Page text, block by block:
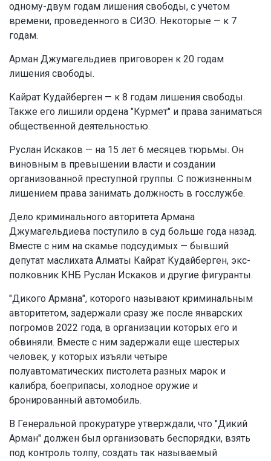
одному-двум годам лишения свободы, с учетом
времени, проведенного в СИЗО. Некоторые — к 7
годам.
Арман Джумагельдиев приговорен к 20 годам
лишения свободы.
Кайрат Кудайберген — к 8 годам лишения свободы.
Также его лишили ордена "Курмет" и права заниматься
общественной деятельностью.
Руслан Искаков — на 15 лет 6 месяцев тюрьмы. Он
виновным в превышении власти и создании
организованной преступной группы. С пожизненным
лишением права занимать должность в госслужбе.
Дело криминального авторитета Армана
Джумагельдиева поступило в суд больше года назад.
Вместе с ним на скамье подсудимых — бывший
депутат маслихата Алматы Кайрат Кудайберген, экс-
полковник КНБ Руслан Искаков и другие фигуранты.
"Дикого Армана", которого называют криминальным
авторитетом, задержали сразу же после январских
погромов 2022 года, в организации которых его и
обвиняли. Вместе с ним задержали еще шестерых
человек, у которых изъяли четыре
полуавтоматических пистолета разных марок и
калибра, боеприпасы, холодное оружие и
бронированный автомобиль.
В Генеральной прокуратуре утверждали, что "Дикий
Арман" должен был организовать беспорядки, взять
под контроль толпу, создать так называемый